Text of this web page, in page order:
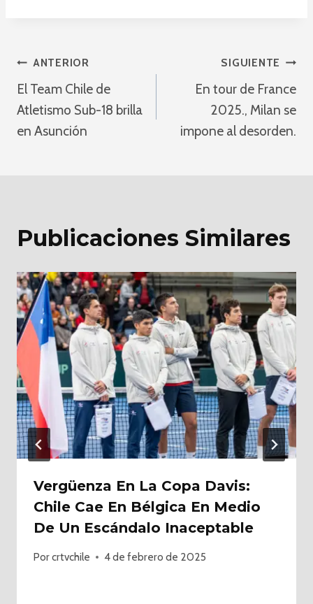
Navegación
De
Entradas
ANTERIOR
El Team Chile de
Atletismo Sub-18 brilla
en Asunción
SIGUIENTE
En tour de France
2025., Milan se
impone al desorden.
Publicaciones Similares
Vergüenza En La Copa Davis:
Chile Cae En Bélgica En Medio
De Un Escándalo Inaceptable
Porcrtvchile 4 de febrero de 2025